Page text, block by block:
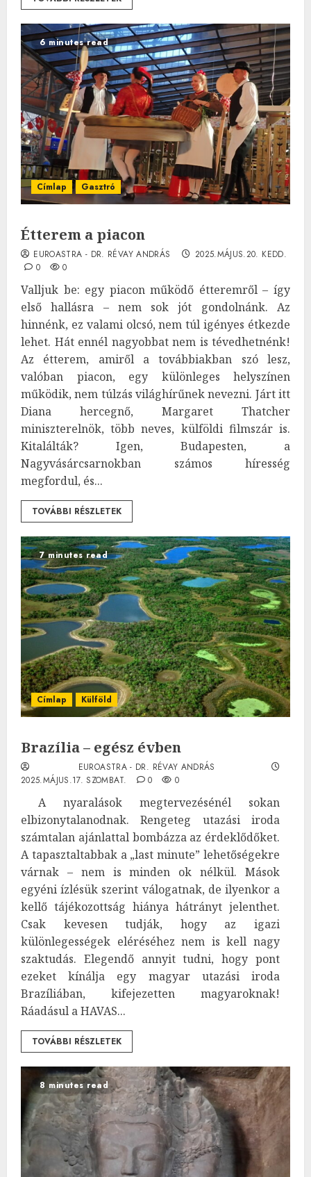
6 minutes read
Címlap Gasztró
Étterem a piacon
EUROASTRA - DR. RÉVAY ANDRÁS
2025.MÁJUS.20. KEDD.
0
0
Valljuk be: egy piacon működő étteremről – így
első hallásra – nem sok jót gondolnánk. Az
hinnénk, ez valami olcsó, nem túl igényes étkezde
lehet. Hát ennél nagyobbat nem is tévedhetnénk!
Az étterem, amiről a továbbiakban szó lesz,
valóban piacon, egy különleges helyszínen
működik, nem túlzás világhírűnek nevezni. Járt itt
Diana hercegnő, Margaret Thatcher
miniszterelnök, több neves, külföldi filmszár is.
Kitalálták? Igen, Budapesten, a
Nagyvásárcsarnokban számos híresség
megfordul, és...
TOVÁBBI RÉSZLETEK
7 minutes read
Címlap Külföld
Brazília – egész évben
EUROASTRA - DR. RÉVAY ANDRÁS
2025.MÁJUS.17. SZOMBAT.
0 0
A nyaralások megtervezésénél sokan
elbizonytalanodnak. Rengeteg utazási iroda
számtalan ajánlattal bombázza az érdeklődőket.
A tapasztaltabbak a „last minute” lehetőségekre
várnak – nem is minden ok nélkül. Mások
egyéni ízlésük szerint válogatnak, de ilyenkor a
kellő tájékozottság hiánya hátrányt jelenthet.
Csak kevesen tudják, hogy az igazi
különlegességek eléréséhez nem is kell nagy
szaktudás. Elegendő annyit tudni, hogy pont
ezeket kínálja egy magyar utazási iroda
Brazíliában, kifejezetten magyaroknak!
Ráadásul a HAVAS...
TOVÁBBI RÉSZLETEK
8 minutes read